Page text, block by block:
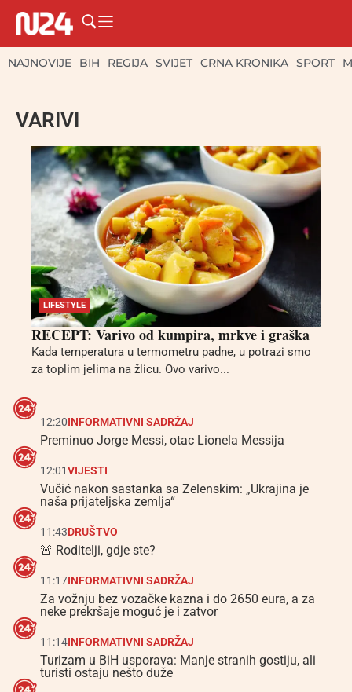
NAJNOVIJE BIH REGIJA SVIJET CRNA KRONIKA SPORT
VARIVI
LIFESTYLE
RECEPT: Varivo od kumpira, mrkve i graška
Kada temperatura u termometru padne, u potrazi smo
za toplim jelima na žlicu. Ovo varivo...
12:20INFORMATIVNI SADRŽAJ
Preminuo Jorge Messi, otac Lionela Messija
12:01VIJESTI
Vučić nakon sastanka sa Zelenskim: „Ukrajina je
naša prijateljska zemlja“
11:43DRUŠTVO
🚨 Roditelji, gdje ste?
11:17INFORMATIVNI SADRŽAJ
Za vožnju bez vozačke kazna i do 2650 eura, a za
neke prekršaje moguć je i zatvor
11:14INFORMATIVNI SADRŽAJ
Turizam u BiH usporava: Manje stranih gostiju, ali
turisti ostaju nešto duže